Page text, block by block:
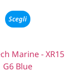
Scegli